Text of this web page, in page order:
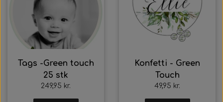
Tags -Green touch
25 stk
249,95 kr.
Konfetti - Green
Touch
49,95 kr.